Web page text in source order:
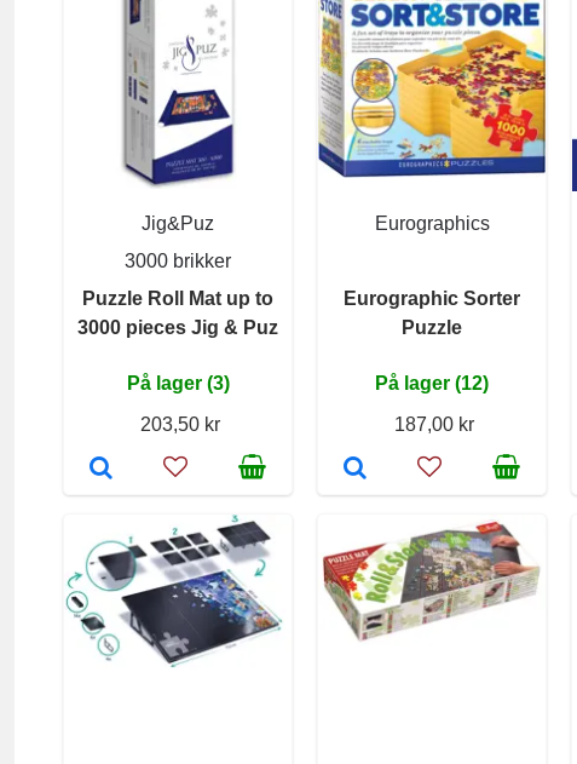
Jig&Puz
3000 brikker
Puzzle Roll Mat up to
3000 pieces Jig & Puz
På lager (3)
203,50 kr
Eurographics
Eurographic Sorter
Puzzle
På lager (12)
187,00 kr